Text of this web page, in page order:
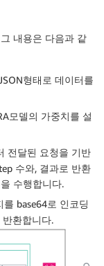
내용은 다음과 같
형태로 데이터를
모델의 가중치를 설
전달된 요청을 기반
수와, 결과로 반환
수행합니다.
base64로 인코딩
환합니다.